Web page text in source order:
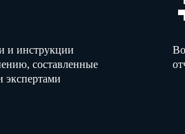
принял
и инструкции
составленные
экспертами